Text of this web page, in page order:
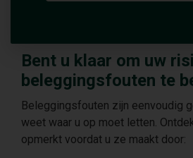
Bent u klaar om uw
beleggingsfouten te
Beleggingsfouten zijn eenvoudig
weet waar u op moet letten.
opmerkt voordat u ze maakt door: